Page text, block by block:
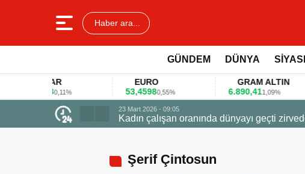
Haber ara...
GÜNDEM DÜNYA
EURO
53,45980,55%
GRAM ALTIN
6.890,411,09%
Firmalar gıda
Şerif Çintosun